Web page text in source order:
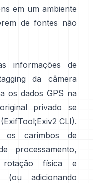
em um ambiente
de fontes não
informações de
da câmera
os dados GPS na
privado se
ExifTool;Exiv2 CLI).
os carimbos de
processamento,
rotação física e
(ou adicionando